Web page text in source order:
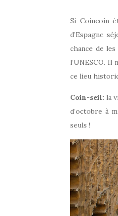
Si Coincoin
d’Espagne
chance de
l’UNESCO.
ce lieu
Coin-seil: la
d’octobre à
seuls !